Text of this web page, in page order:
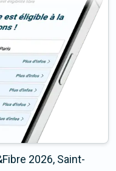
2026, Saint-